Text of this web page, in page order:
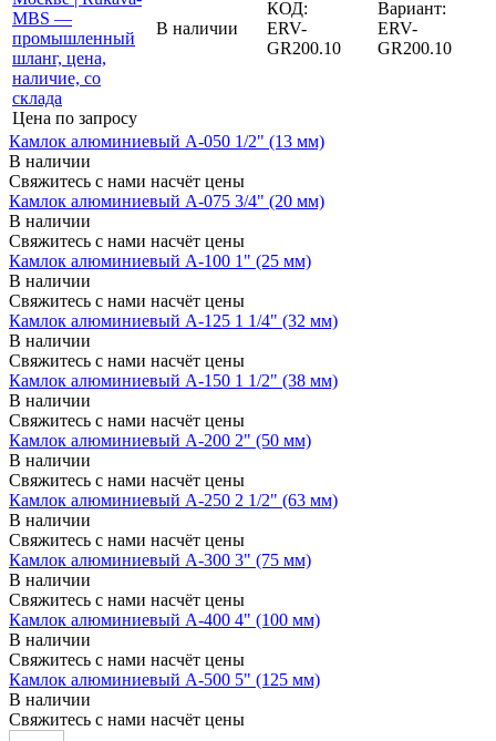
Цена по запросу
В наличии
КОД:
ERV-
GR200.10
Вариант:
ERV-
GR200.10
Камлок алюминиевый A-050 1/2" (13 мм)
В наличии
Свяжитесь с нами насчёт цены
Камлок алюминиевый A-075 3/4" (20 мм)
В наличии
Свяжитесь с нами насчёт цены
Камлок алюминиевый A-100 1" (25 мм)
В наличии
Свяжитесь с нами насчёт цены
Камлок алюминиевый A-125 1 1/4" (32 мм)
В наличии
Свяжитесь с нами насчёт цены
Камлок алюминиевый A-150 1 1/2" (38 мм)
В наличии
Свяжитесь с нами насчёт цены
Камлок алюминиевый A-200 2" (50 мм)
В наличии
Свяжитесь с нами насчёт цены
Камлок алюминиевый A-250 2 1/2" (63 мм)
В наличии
Свяжитесь с нами насчёт цены
Камлок алюминиевый A-300 3" (75 мм)
В наличии
Свяжитесь с нами насчёт цены
Камлок алюминиевый A-400 4" (100 мм)
В наличии
Свяжитесь с нами насчёт цены
Камлок алюминиевый A-500 5" (125 мм)
В наличии
Свяжитесь с нами насчёт цены